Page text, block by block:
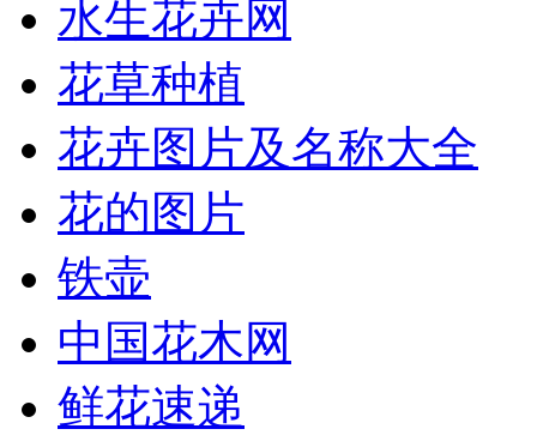
水生花卉网
花草种植
花卉图片及名称大全
花的图片
铁壶
中国花木网
鲜花速递